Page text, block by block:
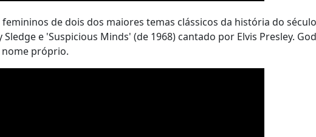
de dois dos maiores temas clássicos da história do século
e 'Suspicious Minds' (de 1968) cantado por Elvis Presley.
próprio.